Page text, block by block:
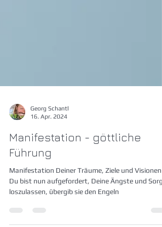
16. Apr. 2024
Manifestation - göttliche
Führung
Manifestation Deiner Träume, Ziele und Visionen -